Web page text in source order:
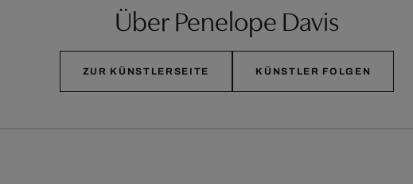
Über Penelope Davis
ZUR KÜNSTLERSEITE KÜNSTLER FOLGEN